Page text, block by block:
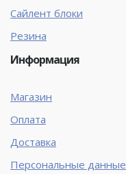
Сайлент блоки
Резина
Информация
Магазин
Оплата
Доставка
Персональные данные